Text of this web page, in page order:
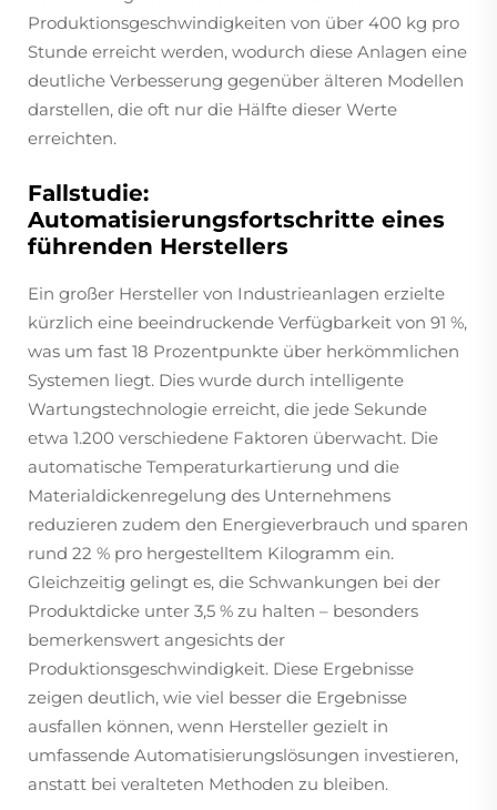
Produktionsgeschwindigkeiten von über 400 kg pro
Stunde erreicht werden, wodurch diese Anlagen eine
deutliche Verbesserung gegenüber älteren Modellen
darstellen, die oft nur die Hälfte dieser Werte
erreichten.
Fallstudie:
Automatisierungsfortschritte eines
führenden Herstellers
Ein großer Hersteller von Industrieanlagen erzielte
kürzlich eine beeindruckende Verfügbarkeit von 91 %,
was um fast 18 Prozentpunkte über herkömmlichen
Systemen liegt. Dies wurde durch intelligente
Wartungstechnologie erreicht, die jede Sekunde
etwa 1.200 verschiedene Faktoren überwacht. Die
automatische Temperaturkartierung und die
Materialdickenregelung des Unternehmens
reduzieren zudem den Energieverbrauch und sparen
rund 22 % pro hergestelltem Kilogramm ein.
Gleichzeitig gelingt es, die Schwankungen bei der
Produktdicke unter 3,5 % zu halten – besonders
bemerkenswert angesichts der
Produktionsgeschwindigkeit. Diese Ergebnisse
zeigen deutlich, wie viel besser die Ergebnisse
ausfallen können, wenn Hersteller gezielt in
umfassende Automatisierungslösungen investieren,
anstatt bei veralteten Methoden zu bleiben.